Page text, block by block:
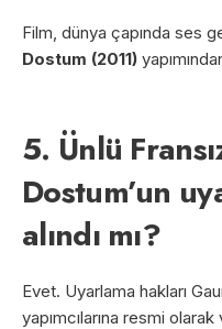
Film, dünya çapında ses
Dostum (2011)
5. Ünlü
Dostum’un
alındı mı?
Evet. Uyarlama hakları
yapımcılarına resmi